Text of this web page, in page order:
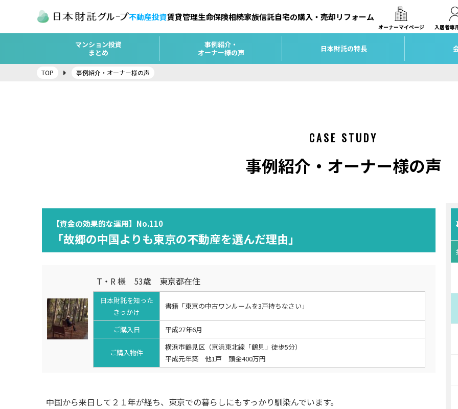
不動産投資賃貸管理生命保険相続家族信託自宅の購入・売却リフォーム
オーナーマイページ 入居者専
マンション投資
まとめ
事例紹介・
オーナー様の声
日本財託の特長
TOP 事例紹介・オーナー様の声
CASE STUDY
事例紹介・オーナー様の声
【資金の効果的な運用】No.110
「故郷の中国よりも東京の不動産を選んだ理由」
T・R 様 53歳 東京都在住
日本財託を知った
きっかけ
書籍「東京の中古ワンルームを3戸持ちなさい」
ご購入日 平成27年6月
ご購入物件
横浜市鶴見区（京浜東北線「鶴見」徒歩5分）
平成元年築 他1戸 頭金400万円
中国から来日して２１年が経ち、東京での暮らしにもすっかり馴染んでいます。